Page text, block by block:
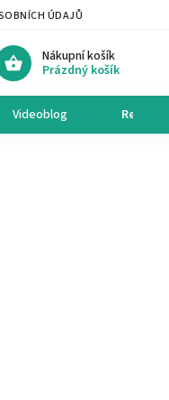
ÚDAJŮ
Nákupní košík
Prázdný košík
Videoblog Recepty